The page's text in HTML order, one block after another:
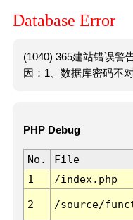
Database Error
(1040) 365建站错误警
因：1、数据库密码不
PHP Debug
No. File
1
/index.php
2 /source/